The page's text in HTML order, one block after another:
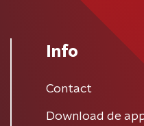
Info
Contact
Download de